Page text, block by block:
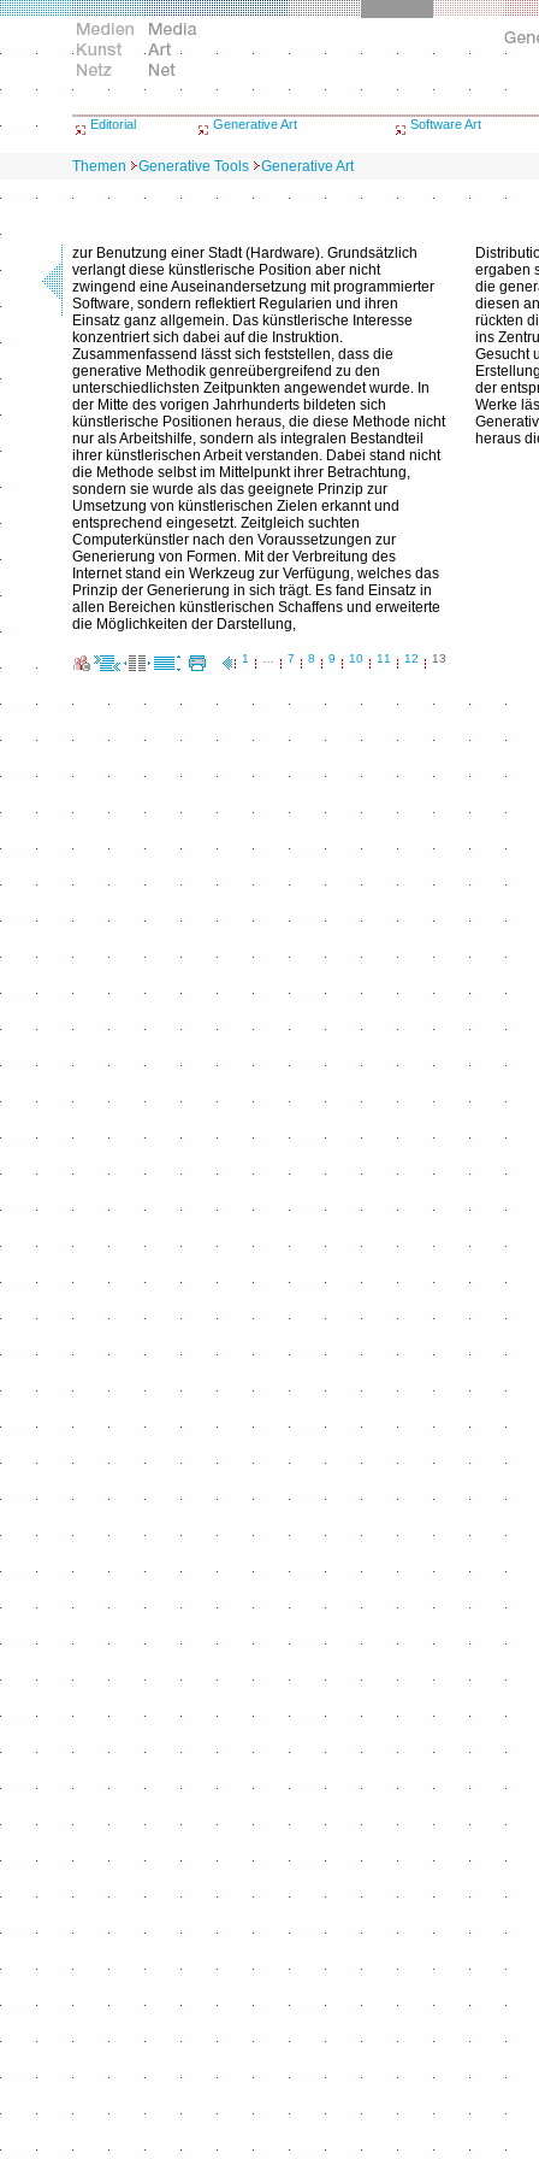
Editorial Generative Art Software Art
Themen Generative Tools Generative Art
zur Benutzung einer Stadt (Hardware). Grundsätzlich
verlangt diese künstlerische Position aber nicht
zwingend eine Auseinandersetzung mit programmierter
Software, sondern reflektiert Regularien und ihren
Einsatz ganz allgemein. Das künstlerische Interesse
konzentriert sich dabei auf die Instruktion.
Zusammenfassend lässt sich feststellen, dass die
generative Methodik genreübergreifend zu den
unterschiedlichsten Zeitpunkten angewendet wurde. In
der Mitte des vorigen Jahrhunderts bildeten sich
künstlerische Positionen heraus, die diese Methode nicht
nur als Arbeitshilfe, sondern als integralen Bestandteil
ihrer künstlerischen Arbeit verstanden. Dabei stand nicht
die Methode selbst im Mittelpunkt ihrer Betrachtung,
sondern sie wurde als das geeignete Prinzip zur
Umsetzung von künstlerischen Zielen erkannt und
entsprechend eingesetzt. Zeitgleich suchten
Computerkünstler nach den Voraussetzungen zur
Generierung von Formen. Mit der Verbreitung des
Internet stand ein Werkzeug zur Verfügung, welches das
Prinzip der Generierung in sich trägt. Es fand Einsatz in
allen Bereichen künstlerischen Schaffens und erweiterte
die Möglichkeiten der Darstellung,
ergaben
die
diesen
rückten
ins
Gesucht
der
Werke
heraus
1 7 8 9 10 11 12 13